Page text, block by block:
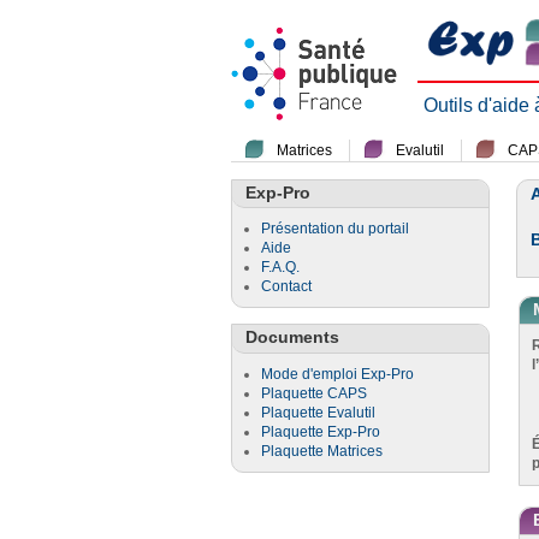
Outils d'aide
Matrices Evalutil
Exp-Pro
Présentation du portail
Aide
F.A.Q.
Contact
Documents
Mode d'emploi Exp-Pro
Plaquette CAPS
Plaquette Evalutil
Plaquette Exp-Pro
Plaquette Matrices